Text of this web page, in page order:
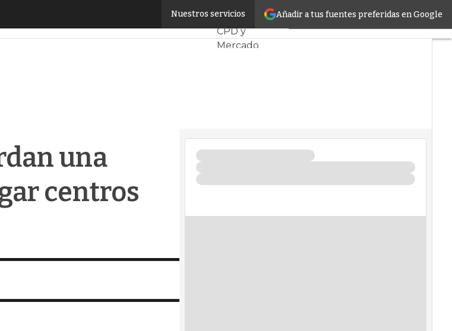
Añadir a tus fuentes preferidas en Google
Nuestros servicios
para desplegar centros de datosServidores
CPD y
Mercado
Artificial
una
centros